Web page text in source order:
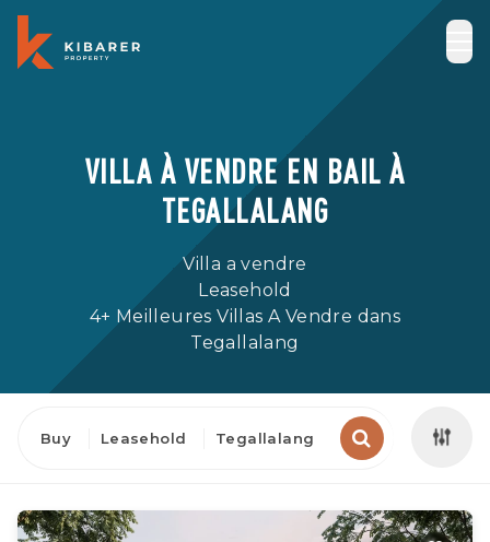
VILLA À VENDRE EN BAIL À
TEGALLALANG
Villa a vendre
Leasehold
4+ Meilleures Villas A Vendre dans
Tegallalang
Buy Leasehold Tegallalang